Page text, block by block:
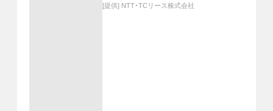
[提供] NTT・TCリース株式会社